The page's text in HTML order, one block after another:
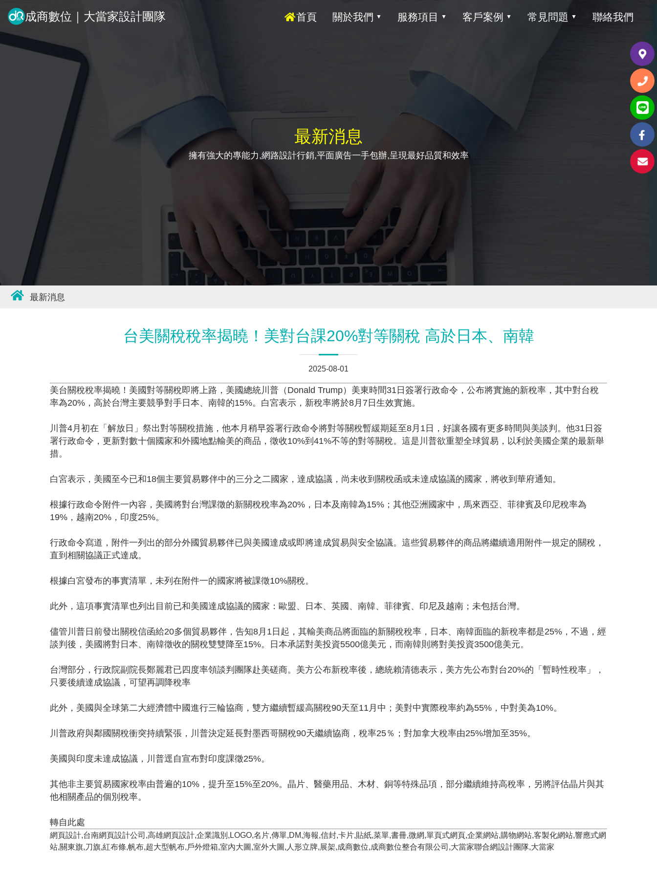
成商數位｜大當家設計團隊 首頁 關於我們 ▼ 服務項目 ▼ 客戶案例 ▼ 常見問題 ▼ 聯絡我們
最新消息
擁有強大的專能力,網路設計行銷,平面廣告一手包辦,呈現最好品質和效率
最新消息
台美關稅稅率揭曉！美對台課20%對等關稅 高於日本、南韓
2025-08-01
美台關稅稅率揭曉！美國對等關稅即將上路，美國總統川普（Donald Trump）美東時間31日簽署行政命令，公布將實施的新稅率，其中對台稅
率為20%，高於台灣主要競爭對手日本、南韓的15%。白宮表示，新稅率將於8月7日生效實施。
川普4月初在「解放日」祭出對等關稅措施，他本月稍早簽署行政命令將對等關稅暫緩期延至8月1日，好讓各國有更多時間與美談判。他31日簽
署行政命令，更新對數十個國家和外國地點輸美的商品，徵收10%到41%不等的對等關稅。這是川普欲重塑全球貿易，以利於美國企業的最新舉
措。
白宮表示，美國至今已和18個主要貿易夥伴中的三分之二國家，達成協議，尚未收到關稅函或未達成協議的國家，將收到華府通知。
根據行政命令附件一內容，美國將對台灣課徵的新關稅稅率為20%，日本及南韓為15%；其他亞洲國家中，馬來西亞、菲律賓及印尼稅率為
19%，越南20%，印度25%。
行政命令寫道，附件一列出的部分外國貿易夥伴已與美國達成或即將達成貿易與安全協議。這些貿易夥伴的商品將繼續適用附件一規定的關稅，
直到相關協議正式達成。
根據白宮發布的事實清單，未列在附件一的國家將被課徵10%關稅。
此外，這項事實清單也列出目前已和美國達成協議的國家：歐盟、日本、英國、南韓、菲律賓、印尼及越南；未包括台灣。
儘管川普日前發出關稅信函給20多個貿易夥伴，告知8月1日起，其輸美商品將面臨的新關稅稅率，日本、南韓面臨的新稅率都是25%，不過，經
談判後，美國將對日本、南韓徵收的關稅雙雙降至15%。日本承諾對美投資5500億美元，而南韓則將對美投資3500億美元。
台灣部分，行政院副院長鄭麗君已四度率領談判團隊赴美磋商。美方公布新稅率後，總統賴清德表示，美方先公布對台20%的「暫時性稅率」，
只要後續達成協議，可望再調降稅率
此外，美國與全球第二大經濟體中國進行三輪協商，雙方繼續暫緩高關稅90天至11月中；美對中實際稅率約為55%，中對美為10%。
川普政府與鄰國關稅衝突持續緊張，川普決定延長對墨西哥關稅90天繼續協商，稅率25％；對加拿大稅率由25%增加至35%。
美國與印度未達成協議，川普逕自宣布對印度課徵25%。
其他非主要貿易國家稅率由普遍的10%，提升至15%至20%。晶片、醫藥用品、木材、銅等特殊品項，部分繼續維持高稅率，另將評估晶片與其
他相關產品的個別稅率。
轉自此處
網頁設計,台南網頁設計公司,高雄網頁設計,企業識別,LOGO,名片,傳單,DM,海報,信封,卡片,貼紙,菜單,書冊,微網,單頁式網頁,企業網站,購物網站,客製化網站,響應式網
站,關東旗,刀旗,紅布條,帆布,超大型帆布,戶外燈箱,室內大圖,室外大圖,人形立牌,展架,成商數位,成商數位整合有限公司,大當家聯合網設計團隊,大當家